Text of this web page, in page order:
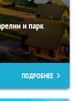
и парк
ПОДРОБНЕЕ